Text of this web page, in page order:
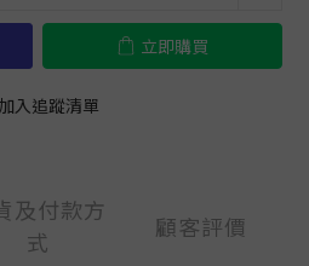
立即購買
加入追蹤清單
及付款方
式
顧客評價